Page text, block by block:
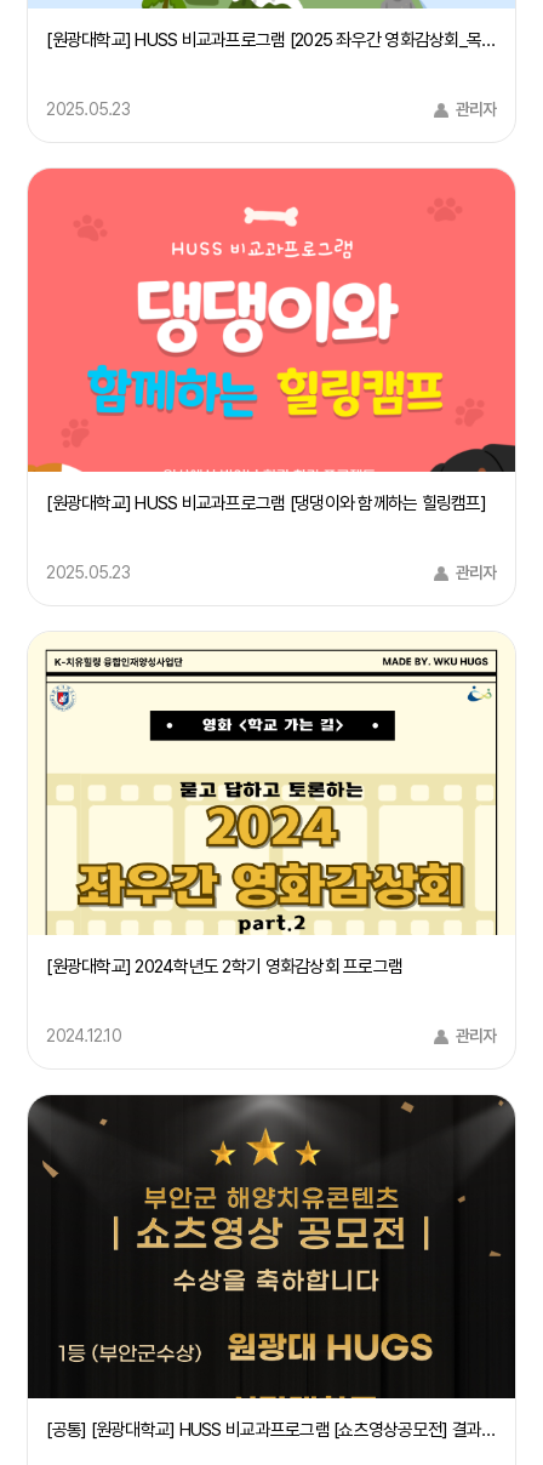
[원광대학교] HUSS 비교과프로그램 [2025 좌우간 영화감상회_목소리들]
2025.05.23 관리자
[원광대학교] HUSS 비교과프로그램 [댕댕이와 함께하는 힐링캠프]
2025.05.23 관리자
[원광대학교] 2024학년도 2학기 영화감상회 프로그램
2024.12.10 관리자
[공통] [원광대학교] HUSS 비교과프로그램 [쇼츠영상공모전] 결과 공지